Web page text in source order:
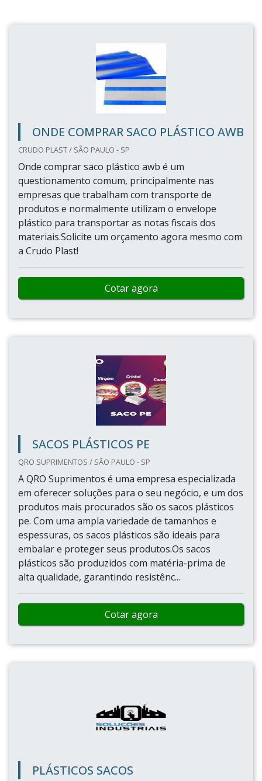
ONDE COMPRAR SACO PLÁSTICO AWB
CRUDO PLAST / SÃO PAULO - SP
Onde comprar saco plástico awb é um
questionamento comum, principalmente nas
empresas que trabalham com transporte de
produtos e normalmente utilizam o envelope
plástico para transportar as notas fiscais dos
materiais.Solicite um orçamento agora mesmo com
a Crudo Plast!
Cotar agora
SACOS PLÁSTICOS PE
QRO SUPRIMENTOS / SÃO PAULO - SP
A QRO Suprimentos é uma empresa especializada
em oferecer soluções para o seu negócio, e um dos
produtos mais procurados são os sacos plásticos
pe. Com uma ampla variedade de tamanhos e
espessuras, os sacos plásticos são ideais para
embalar e proteger seus produtos.Os sacos
plásticos são produzidos com matéria-prima de
alta qualidade, garantindo resistênc...
Cotar agora
PLÁSTICOS SACOS